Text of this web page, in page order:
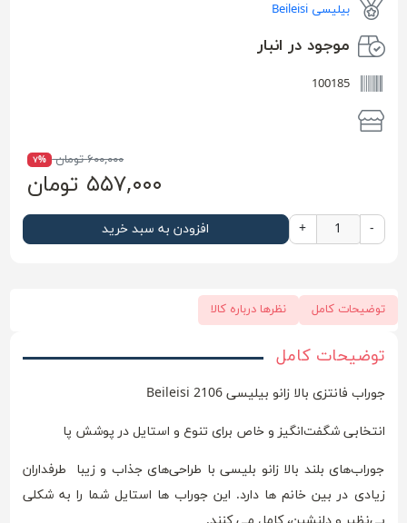
بیلیسی Beileisi
موجود در انبار
100185
۶۰۰,۰۰۰ تومان ۷%
۵۵۷,۰۰۰ تومان
-
+ افزودن به سبد خرید
توضیحات کامل نظرها درباره کالا
توضیحات کامل
جوراب فانتزی بالا زانو بیلیسی Beileisi 2106
انتخابی شگفت‌انگیز و خاص برای تنوع و استایل در پوشش پا
جوراب‌های بلند بالا زانو بلیسی با طراحی‌های جذاب و زیبا طرفداران
زیادی در بین خانم ها دارد. این جوراب ها استایل شما را به شکلی